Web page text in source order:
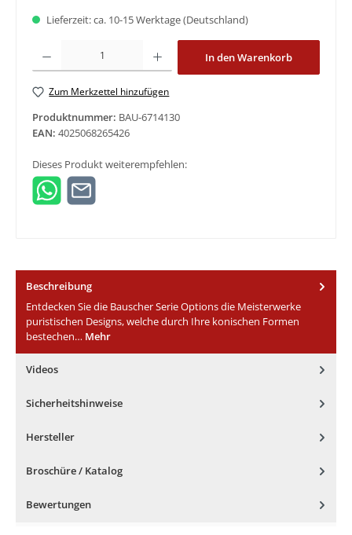
Lieferzeit: ca. 10-15 Werktage (Deutschland)
Produkt Anzahl: Gib den gewünschten Wert ein oder benutze die
In den Warenkorb
Zum Merkzettel hinzufügen
Produktnummer: BAU-6714130
EAN: 4025068265426
Dieses Produkt weiterempfehlen:
Beschreibung
Entdecken Sie die Bauscher Serie Options die Meisterwerke
puristischen Designs, welche durch Ihre konischen Formen
bestechen… Mehr
Videos
Sicherheitshinweise
Hersteller
Broschüre / Katalog
Bewertungen